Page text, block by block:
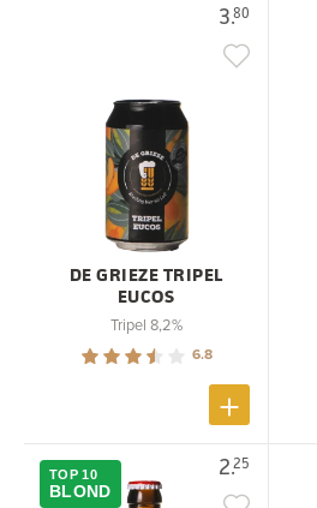
3.80
DE GRIEZE TRIPEL
EUCOS
Tripel 8,2%
6.8
2.25
TOP 10
BLOND